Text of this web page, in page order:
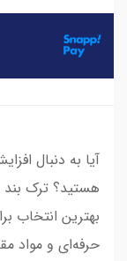
آیا به دنبال
بهترین انتخاب
حرفه‌ای و مواد